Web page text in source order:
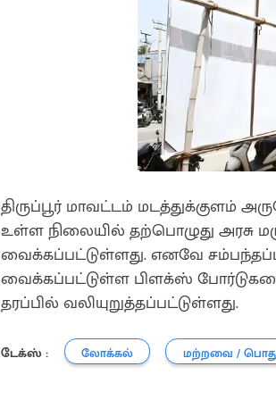
திருப்பூர் மாவட்டம் மடத்துக்குளம்
உள்ள நிலையில் தற்பொழுது அரசு
வைக்கப்பட்டுள்ளது. எனவே
வைக்கப்பட்டுள்ள பிளக்ஸ்
தரப்பில் வலியுறுத்தப்பட்டுள்ளது.
டேக்ஸ் : லோக்கல் மற்றவை /